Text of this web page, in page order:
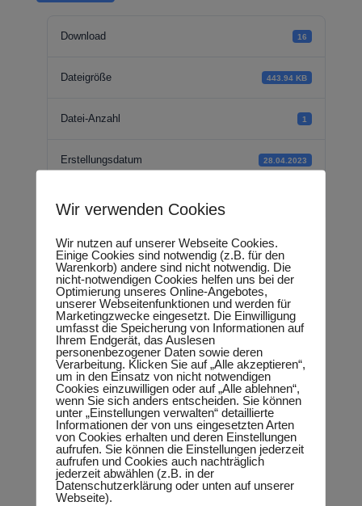
Download 16
Dateigröße 443.94 KB
Datei-Anzahl 1
Erstellungsdatum 28.04.2023
Zuletzt aktualisiert
Antrag -
Investitionen für
eine bessere
Berufsbildung
Neueste Beiträge
Sondervermögen für die Europachaussee richtige
Entscheidung! 30.04.2026
Halle: Erhöhung der Gewerbesteuer ist falsches Signal
Wir verwenden Cookies
Wir nutzen auf unserer Webseite Cookies.
Einige Cookies sind notwendig (z.B. für den
Warenkorb) andere sind nicht notwendig. Die
nicht-notwendigen Cookies helfen uns bei der
Optimierung unseres Online-Angebotes,
unserer Webseitenfunktionen und werden für
Marketingzwecke eingesetzt. Die Einwilligung
umfasst die Speicherung von Informationen auf
Ihrem Endgerät, das Auslesen
personenbezogener Daten sowie deren
Verarbeitung. Klicken Sie auf „Alle akzeptieren“,
um in den Einsatz von nicht notwendigen
Cookies einzuwilligen oder auf „Alle ablehnen“,
wenn Sie sich anders entscheiden. Sie können
unter „Einstellungen verwalten“ detaillierte
Informationen der von uns eingesetzten Arten
von Cookies erhalten und deren Einstellungen
aufrufen. Sie können die Einstellungen jederzeit
aufrufen und Cookies auch nachträglich
jederzeit abwählen (z.B. in der
Datenschutzerklärung oder unten auf unserer
Webseite).